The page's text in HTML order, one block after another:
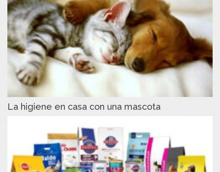
La higiene en casa con una mascota